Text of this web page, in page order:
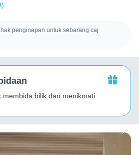
penginapan untuk sebarang caj
membida bilik dan menikmati